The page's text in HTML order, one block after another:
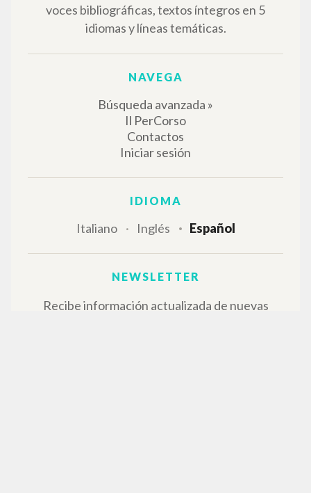
voces bibliográficas, textos íntegros en 5
idiomas y líneas temáticas.
NAVEGA
Búsqueda avanzada »
Il PerCorso
Contactos
Iniciar sesión
IDIOMA
Italiano Inglés Español
NEWSLETTER
Recibe información actualizada de nuevas